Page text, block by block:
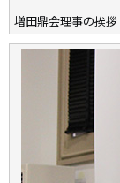
増田鼎会理事の挨拶